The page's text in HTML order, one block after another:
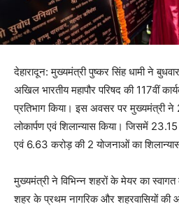
देहारादून: मुख्यमंत्री पुष्कर सिंह धामी ने
अखिल भारतीय महापौर परिषद की 117वीं
प्रतिभाग किया। इस अवसर पर मुख्यमंत्री
लोकार्पण एवं शिलान्यास किया। जिसमें
एवं 6.63 करोड़ की 2 योजनाओं का
मुख्यमंत्री ने विभिन्न शहरों के मेयर का
शहर के प्रथम नागरिक और शहरवासियों